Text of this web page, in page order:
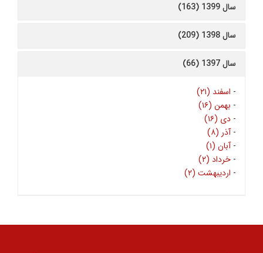
سال 1399 (163)
سال 1398 (209)
سال 1397 (66)
- اسفند (۲۱)
- بهمن (۱۶)
- دی (۱۶)
-آذر (۸)
-آبان (۱)
- خرداد (۲)
- اردیبهشت (۲)